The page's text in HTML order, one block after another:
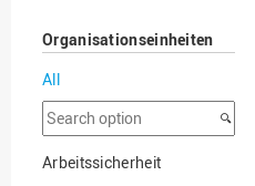
Organisationseinheiten
All
Search
option
Arbeitssicherheit